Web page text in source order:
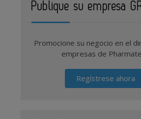
Publique su empresa
Promocione su negocio en el
empresas de
Regístrese ahora